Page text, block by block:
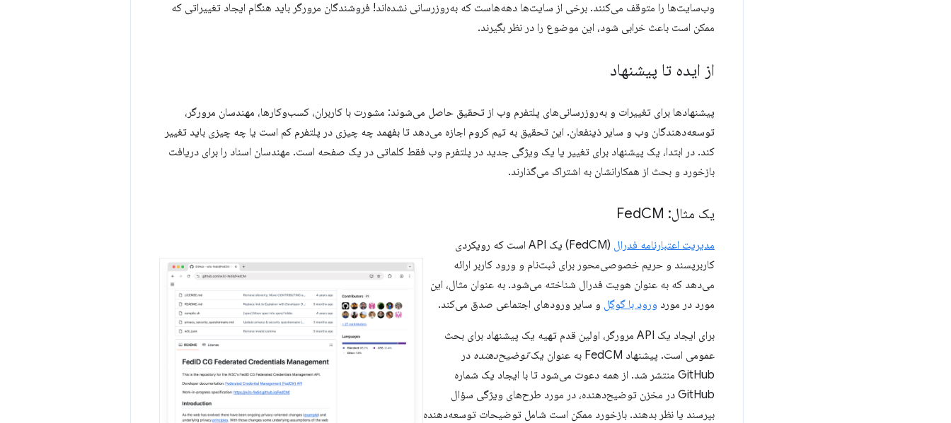
وب‌سایت‌ها را متوقف می‌کنند. برخی از سایت‌ها دهه‌هاست که به‌روزرسانی نشده‌اند! فروشندگان مرورگر باید هنگام ایجاد تغییراتی که
ممکن است باعث خرابی شود، این موضوع را در نظر بگیرند.
از ایده تا پیشنهاد
پیشنهادها برای تغییرات و به‌روزرسانی‌های پلتفرم وب از تحقیق حاصل می‌شوند: مشورت با کاربران، کسب‌وکارها، مهندسان مرورگر،
توسعه‌دهندگان وب و سایر ذینفعان. این تحقیق به تیم کروم اجازه می‌دهد تا بفهمد چه چیزی در پلتفرم کم است یا چه چیزی باید تغییر
کند. در ابتدا، یک پیشنهاد برای تغییر یا یک ویژگی جدید در پلتفرم وب فقط کلماتی در یک صفحه است. مهندسان اسناد را برای دریافت
بازخورد و بحث از همکارانشان به اشتراک می‌گذارند.
یک مثال: Fed CM
مدیریت اعتبارنامه فدرال
(FedCM) یک API است که رویکردی
کاربرپسند و حریم خصوصی‌محور برای ثبت‌نام و ورود کاربر ارائه
می‌دهد که به عنوان هویت فدرال شناخته می‌شود. به عنوان مثال، این
مورد در مورد ورود با گوگل و سایر ورودهای اجتماعی صدق می‌کند.
برای ایجاد یک API مرورگر، اولین قدم تهیه یک پیشنهاد برای بحث
عمومی است. پیشنهاد FedCM به عنوان یک
توضیح‌دهنده در
GitHub منتشر شد. از همه دعوت می‌شود تا با ایجاد یک شماره
GitHub در مخزن توضیح‌دهنده، در مورد طرح‌های ویژگی سؤال
بپرسند یا نظر بدهند. بازخورد ممکن است شامل توضیحات توسعه‌دهنده